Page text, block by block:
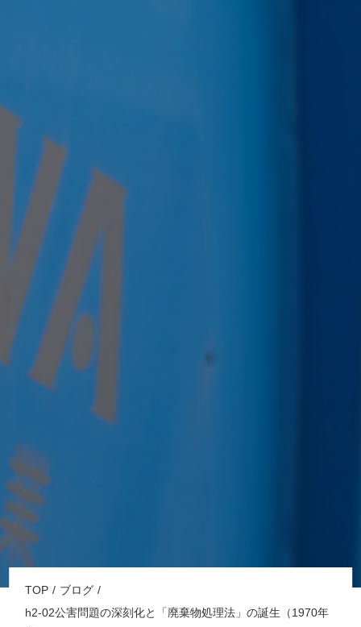
TOP
ブログ
h2-02公害問題の深刻化と「廃棄物処理法」の誕生（1970年